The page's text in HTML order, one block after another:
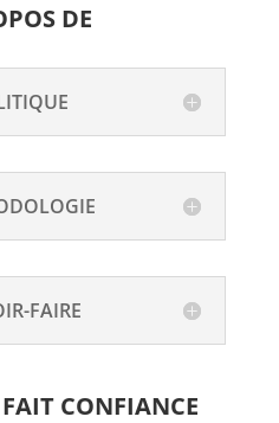
DE
FAIRE
CONFIANCE